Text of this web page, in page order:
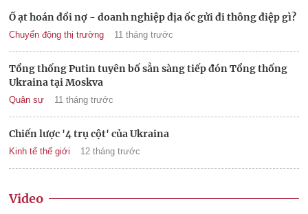
Ồ ạt hoán đổi nợ - doanh nghiệp địa ốc gửi đi thông điệp gì?
Chuyển động thị trường 11 tháng trước
Tổng thống Putin tuyên bố sẵn sàng tiếp đón Tổng thống
Ukraina tại Moskva
Quân sự 11 tháng trước
Chiến lược '4 trụ cột' của Ukraina
Kinh tế thế giới 12 tháng trước
Video